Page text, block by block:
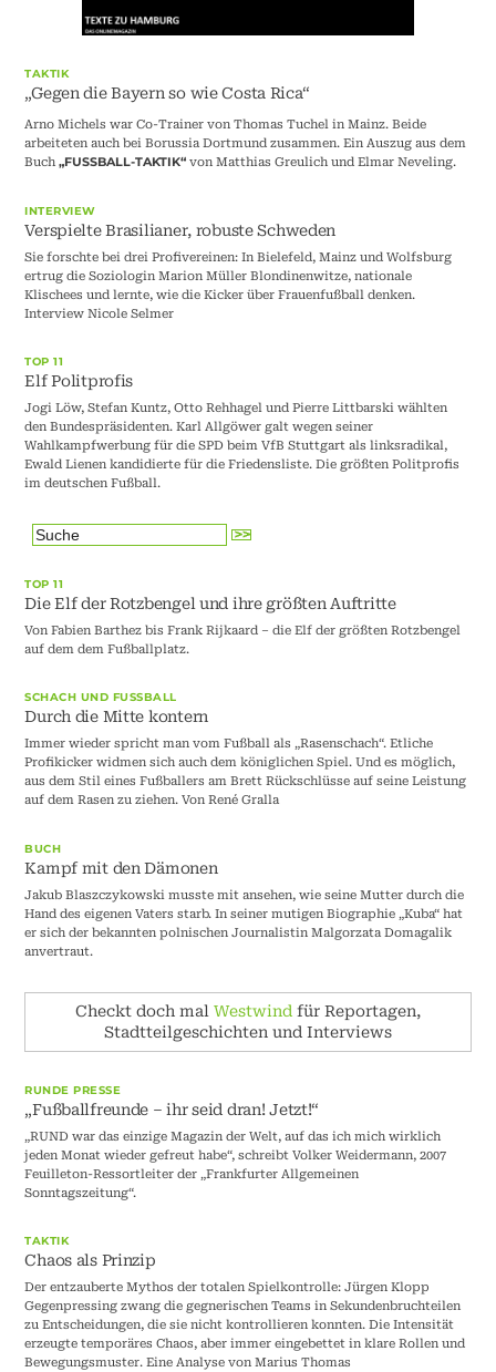
TAKTIK
„Gegen die Bayern so wie Costa Rica“
Arno Michels war Co-Trainer von Thomas Tuchel in Mainz. Beide
arbeiteten auch bei Borussia Dortmund zusammen. Ein Auszug aus dem
Buch„FUSSBALL-TAKTIK“ von Matthias Greulich und Elmar Neveling.
INTERVIEW
Verspielte Brasilianer, robuste Schweden
Sie forschte bei drei Profivereinen: In Bielefeld, Mainz und Wolfsburg
ertrug die Soziologin Marion Müller Blondinenwitze, nationale
Klischees und lernte, wie die Kicker über Frauenfußball denken.
Interview Nicole Selmer
TOP 11
Elf Politprofis
Jogi Löw, Stefan Kuntz, Otto Rehhagel und Pierre Littbarski wählten
den Bundespräsidenten. Karl Allgöwer galt wegen seiner
Wahlkampfwerbung für die SPD beim VfB Stuttgart als linksradikal,
Ewald Lienen kandidierte für die Friedensliste. Die größten Politprofis
im deutschen Fußball.
TOP 11
Die Elf der Rotzbengel und ihre größten Auftritte
Von Fabien Barthez bis Frank Rijkaard – die Elf der größten Rotzbengel
auf dem dem Fußballplatz.
SCHACH UND FUSSBALL
Durch die Mitte kontern
Immer wieder spricht man vom Fußball als „Rasenschach“. Etliche
Profikicker widmen sich auch dem königlichen Spiel. Und es möglich,
aus dem Stil eines Fußballers am Brett Rückschlüsse auf seine Leistung
auf dem Rasen zu ziehen. Von René Gralla
BUCH
Kampf mit den Dämonen
Jakub Blaszczykowski musste mit ansehen, wie seine Mutter durch die
Hand des eigenen Vaters starb. In seiner mutigen Biographie „Kuba“ hat
er sich der bekannten polnischen Journalistin Malgorzata Domagalik
anvertraut.
Checkt doch mal Westwind für Reportagen,
Stadtteilgeschichten und Interviews
RUNDE PRESSE
„Fußballfreunde – ihr seid dran! Jetzt!“
„RUND war das einzige Magazin der Welt, auf das ich mich wirklich
jeden Monat wieder gefreut habe“, schreibt Volker Weidermann, 2007
Feuilleton-Ressortleiter der „Frankfurter Allgemeinen
Sonntagszeitung“.
TAKTIK
Chaos als Prinzip
Der entzauberte Mythos der totalen Spielkontrolle: Jürgen Klopp
Gegenpressing zwang die gegnerischen Teams in Sekundenbruchteilen
zu Entscheidungen, die sie nicht kontrollieren konnten. Die Intensität
erzeugte temporäres Chaos, aber immer eingebettet in klare Rollen und
Bewegungsmuster. Eine Analyse von Marius Thomas